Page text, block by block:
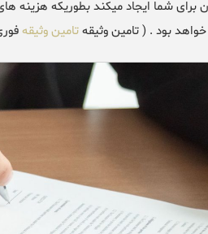
برای شما ایجاد میکند بطوریکه هزینه
بود . ( تامین وثیقهتامین وثیقه